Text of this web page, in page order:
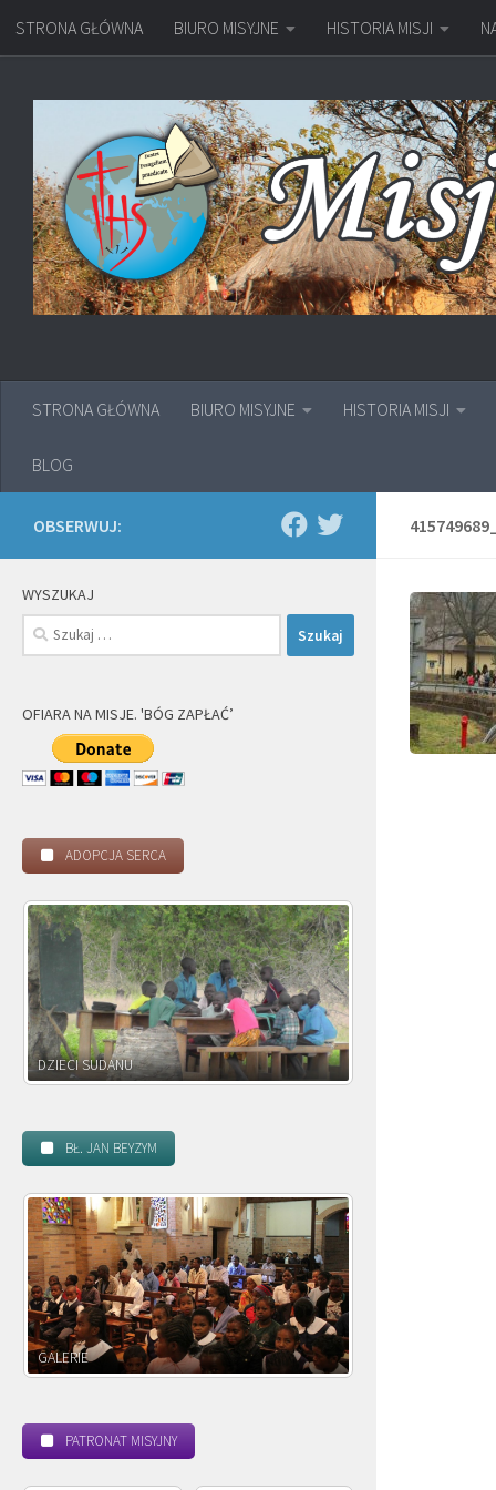
Przejdź do treści
STRONA GŁÓWNA BIURO MISYJNE HISTORIA MISJI
STRONA GŁÓWNA BIURO MISYJNE HISTORIA MISJI
BLOG
OBSERWUJ:
WYSZUKAJ
Szukaj:
OFIARA NA MISJE. 'BÓG ZAPŁAĆ’
ADOPCJA SERCA
DZIECI ZAMBII
BŁ. JAN BEYZYM
POWOŁANIE MISYJNE
PATRONAT MISYJNY